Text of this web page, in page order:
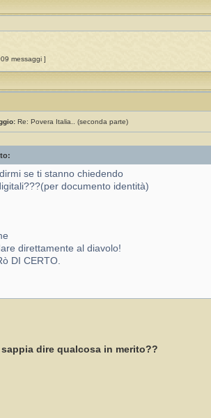
messaggi ]
Re: Povera Italia.. (seconda parte)
se ti stanno chiedendo
documento identità)
direttamente al diavolo!
DI CERTO.
dire qualcosa in merito??